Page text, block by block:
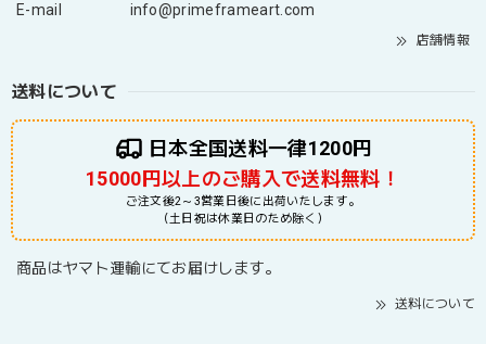
E-mail
info@primeframeart.com
店舗情報
送料について
日本全国送料一律1200円
15000円以上のご購入で送料無料！
ご注文後2～3営業日後に出荷いたします。
（土日祝は休業日のため除く）
商品はヤマト運輸にてお届けします。
送料について